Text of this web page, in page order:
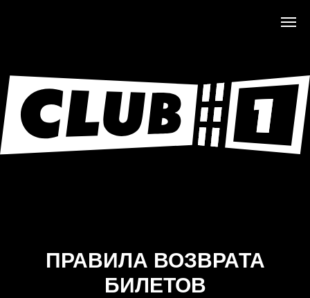
ПРАВИЛА ВОЗВРАТА
БИЛЕТОВ